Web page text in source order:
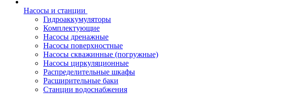
Насосы и станции
Гидроаккумуляторы
Комплектующие
Насосы дренажные
Насосы поверхностные
Насосы скважинные (погружные)
Насосы циркуляционные
Распределительные шкафы
Расширительные баки
Станции водоснабжения